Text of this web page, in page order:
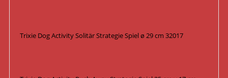
Trixie Dog Activity Solitär Strategie Spiel ø 29 cm 32017